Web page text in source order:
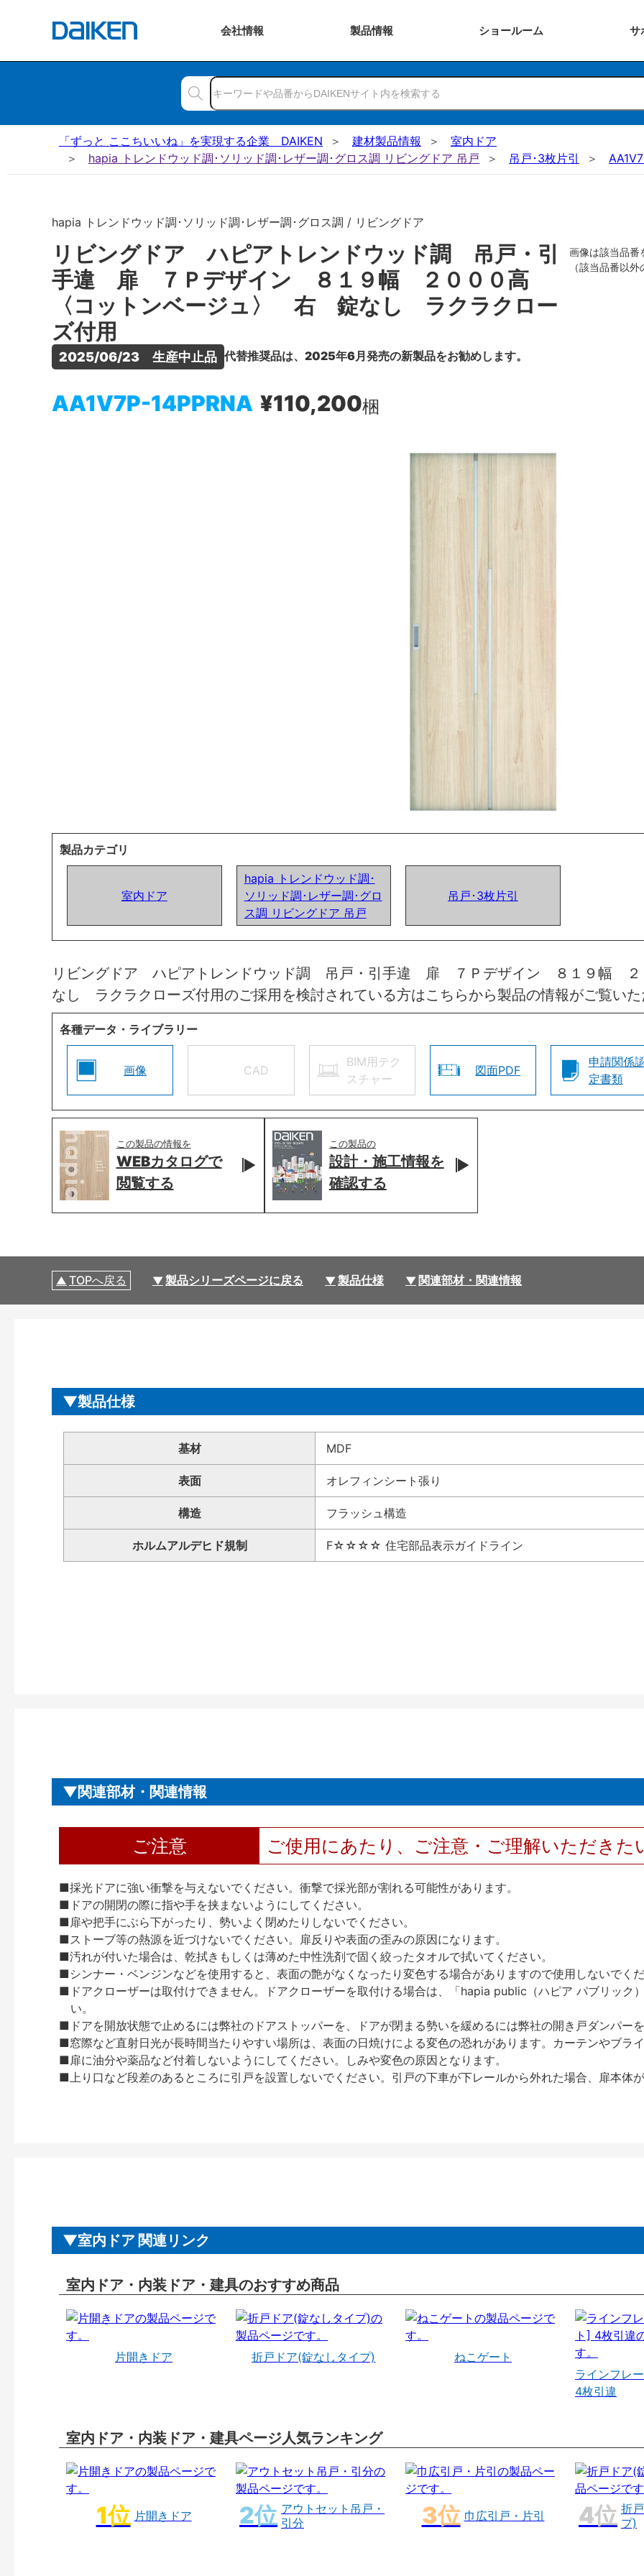
会社情報 製品情報 ショールーム サ
「ずっと ここちいいね」を実現する企業 DAIKEN 建材製品情報
室内ドア
hapia トレンドウッド調･ソリッド調･レザー調･グロス調 リビングドア 吊戸
吊戸･3枚片引
hapia トレンドウッド調･ソリッド調･レザー調･グロス調 / リビングドア
リビングドア ハピアトレンドウッド調 吊戸・引
手違 扉 ７Ｐデザイン ８１９幅 ２０００高
〈コットンベージュ〉 右 錠なし ラクラクロー
ズ付用
2025/06/23　生産中止品 代替推奨品は、2025年6月発売の新製品をお勧めします。
AA1V7P-14PPRNA ¥110,200梱
画像は該当品番
（該当品番以
製品カテゴリ
室内ドア
hapia トレンドウッド調･
ソリッド調･レザー調･グロ
ス調 リビングドア 吊戸
吊戸･3枚片引
リビングドア ハピアトレンドウッド調 吊戸・引手違 扉 ７Ｐデザイン ８１９幅
なし ラクラクローズ付用のご採用を検討されている方はこちらから製品の情報がご覧い
各種データ・ライブラリー
画像 CAD
BIM用テク
スチャー
図面PDF
申請関係
定書類
この製品の情報を
WEBカタログで
閲覧する
この製品の
設計・施工情報を
確認する
TOPへ戻る 製品シリーズページに戻る 製品仕様 関連部材・関連情報
製品仕様
基材 MDF
表面 オレフィンシート張り
構造 フラッシュ構造
ホルムアルデヒド規制 F☆☆☆☆ 住宅部品表示ガイドライン
関連部材・関連情報
ご注意 ご使用にあたり、ご注意・ご理解いただきた
■採光ドアに強い衝撃を与えないでください。衝撃で採光部が割れる可能性があります。
■ドアの開閉の際に指や手を挟まないようにしてください。
■扉や把手にぶら下がったり、勢いよく閉めたりしないでください。
■ストーブ等の熱源を近づけないでください。扉反りや表面の歪みの原因になります。
■汚れが付いた場合は、乾拭きもしくは薄めた中性洗剤で固く絞ったタオルで拭いてください。
■シンナー・ベンジンなどを使用すると、表面の艶がなくなったり変色する場合がありますので使用しないでく
■ドアクローザーは取付けできません。ドアクローザーを取付ける場合は、「hapia public（ハピア パブリック
い。
■ドアを開放状態で止めるには弊社のドアストッパーを、ドアが閉まる勢いを緩めるには弊社の開き戸ダンパー
■窓際など直射日光が長時間当たりやすい場所は、表面の日焼けによる変色の恐れがあります。カーテンやブラ
■扉に油分や薬品など付着しないようにしてください。しみや変色の原因となります。
■上り口など段差のあるところに引戸を設置しないでください。引戸の下車が下レールから外れた場合、扉本体
室内ドア 関連リンク
室内ドア・内装ドア・建具のおすすめ商品
片開きドア 折戸ドア(錠なしタイプ)
ねこゲート
ラインフレ
4枚引違
室内ドア・内装ドア・建具ページ人気ランキング
片開きドア
アウトセット吊戸・
引分
巾広引戸・片引
折
プ)